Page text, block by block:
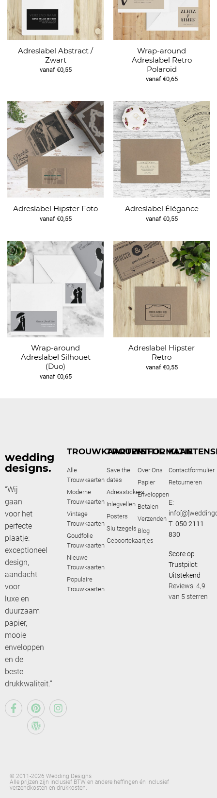
Adreslabel Abstract /
Zwart
vanaf €0,55
Wrap-around
Adreslabel Retro
Polaroid
vanaf €0,65
Adreslabel Hipster Foto
vanaf €0,55
Adreslabel Élégance
vanaf €0,55
Wrap-around
Adreslabel Silhouet
(Duo)
vanaf €0,65
Adreslabel Hipster
Retro
vanaf €0,55
wedding
designs.
“Wij
gaan
voor het
perfecte
plaatje:
exceptioneel
design,
aandacht
voor
luxe en
duurzaam
papier,
mooie
enveloppen
en de
beste
drukkwaliteit.”
TROUWKAARTEN
Alle
Trouwkaarten
Moderne
Trouwkaarten
Vintage
Trouwkaarten
Goudfolie
Trouwkaarten
Nieuwe
Trouwkaarten
Populaire
Trouwkaarten
TROUWSTIJL
Save the
dates
Adresstickers
Inlegvellen
Posters
Sluitzegels
Geboortekaartjes
INFORMATIE
Over Ons
Papier
Enveloppen
Betalen
Verzenden
Blog
Contactformulier
Retourneren
E:
T:050 2111
830
Score op
Trustpilot:
Uitstekend
Reviews: 4,9
van 5 sterren
© 2011-2026 Wedding Designs
Alle prijzen zijn inclusief BTW en andere heffingen én inclusief
verzendkosten en drukkosten.